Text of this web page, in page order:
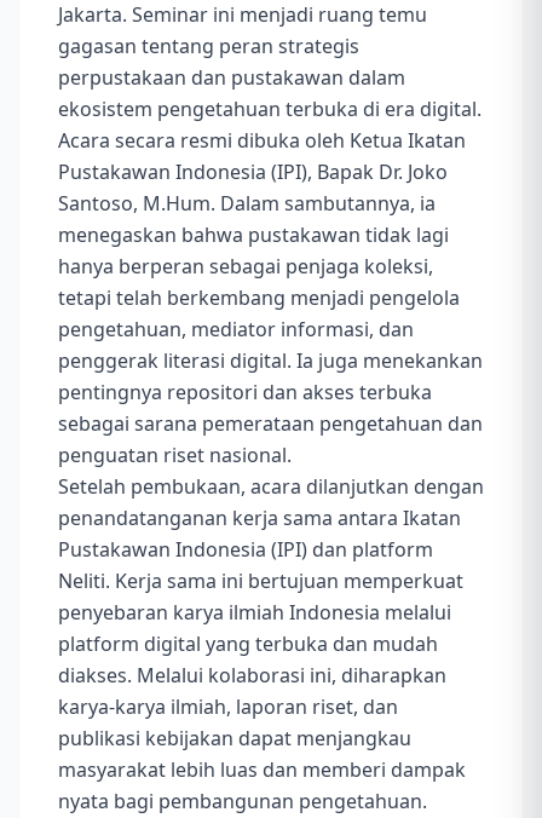
Jakarta. Seminar ini menjadi ruang temu
gagasan tentang peran strategis
perpustakaan dan pustakawan dalam
ekosistem pengetahuan terbuka di era digital.
Acara secara resmi dibuka oleh Ketua Ikatan
Pustakawan Indonesia (IPI), Bapak Dr. Joko
Santoso, M.Hum. Dalam sambutannya, ia
menegaskan bahwa pustakawan tidak lagi
hanya berperan sebagai penjaga koleksi,
tetapi telah berkembang menjadi pengelola
pengetahuan, mediator informasi, dan
penggerak literasi digital. Ia juga menekankan
pentingnya repositori dan akses terbuka
sebagai sarana pemerataan pengetahuan dan
penguatan riset nasional.
Setelah pembukaan, acara dilanjutkan dengan
penandatanganan kerja sama antara Ikatan
Pustakawan Indonesia (IPI) dan platform
Neliti. Kerja sama ini bertujuan memperkuat
penyebaran karya ilmiah Indonesia melalui
platform digital yang terbuka dan mudah
diakses. Melalui kolaborasi ini, diharapkan
karya-karya ilmiah, laporan riset, dan
publikasi kebijakan dapat menjangkau
masyarakat lebih luas dan memberi dampak
nyata bagi pembangunan pengetahuan.